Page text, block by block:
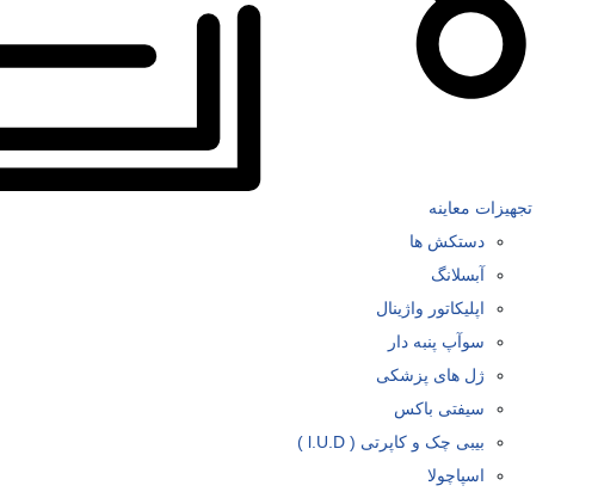
تجهیزات معاینه
دستکش ها
آبسلانگ
اپلیکاتور واژینال
سوآپ پنبه دار
ژل های پزشکی
سیفتی باکس
بیبی چک و کاپرتی ( l.U.D )
اسپاچولا